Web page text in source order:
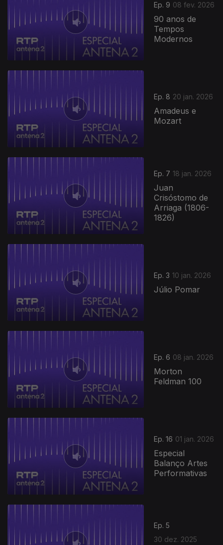
Ep. 9 08 fev. 2026
90 anos de
Tempos
Modernos
Ep. 8 20 jan. 2026
Amadeus e
Mozart
Ep. 7 18 jan. 2026
Juan
Crisóstomo de
Arriaga (1806-
1826)
Ep. 3 10 jan. 2026
Júlio Pomar
901292
Ep. 6 08 jan. 2026
Morton
Feldman 100
Ep. 16 01 jan. 2026
Especial
Balanço Artes
Performativas
Ep. 5
30 dez. 2025